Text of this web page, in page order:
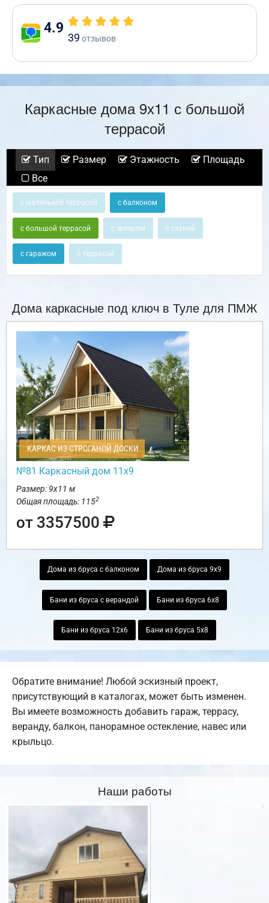
4.9
39 отзывов
Каркасные дома 9х11 с большой
террасой
Тип Размер Этажность
Площадь
Все
с маленькой террасой с балконом
с большой террасой с эркером с сауной
с гаражом с террасой
Дома каркасные под ключ в Туле для ПМЖ
КАРКАС ИЗ СТРОГАНОЙ ДОСКИ
№81 Каркасный дом 11х9
Размер: 9х11 м
Общая площадь: 1152
от 3357500
Дома из бруса с балконом Дома из бруса 9х9
Бани из бруса с верандой Бани из бруса 6х8
Бани из бруса 12х6 Бани из бруса 5х8
Обратите внимание! Любой эскизный проект,
присутствующий в каталогах, может быть изменен.
Вы имеете возможность добавить гараж, террасу,
веранду, балкон, панорамное остекление, навес или
крыльцо.
Наши работы